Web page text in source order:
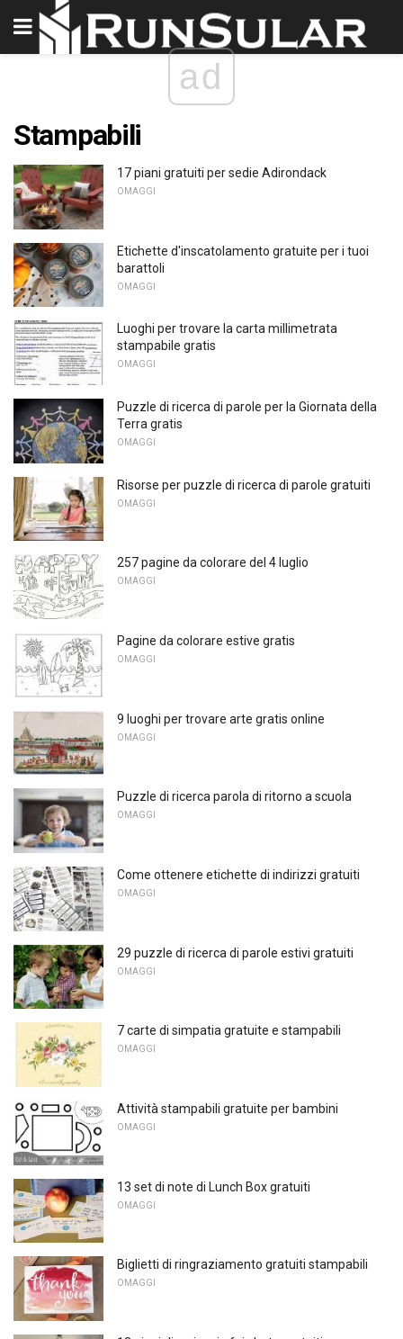
ad
Stampabili
17 piani gratuiti per sedie Adirondack
OMAGGI
Etichette d'inscatolamento gratuite per i tuoi
barattoli
OMAGGI
Luoghi per trovare la carta millimetrata
stampabile gratis
OMAGGI
Puzzle di ricerca di parole per la Giornata della
Terra gratis
OMAGGI
Risorse per puzzle di ricerca di parole gratuiti
OMAGGI
257 pagine da colorare del 4 luglio
OMAGGI
Pagine da colorare estive gratis
OMAGGI
9 luoghi per trovare arte gratis online
OMAGGI
Puzzle di ricerca parola di ritorno a scuola
OMAGGI
Come ottenere etichette di indirizzi gratuiti
OMAGGI
29 puzzle di ricerca di parole estivi gratuiti
OMAGGI
7 carte di simpatia gratuite e stampabili
OMAGGI
Attività stampabili gratuite per bambini
OMAGGI
13 set di note di Lunch Box gratuiti
OMAGGI
Biglietti di ringraziamento gratuiti stampabili
OMAGGI